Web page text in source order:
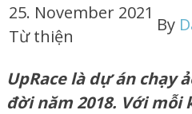
25. November 2021
Từ thiện
By
UpRace là dự án chạy
đời năm 2018. Với